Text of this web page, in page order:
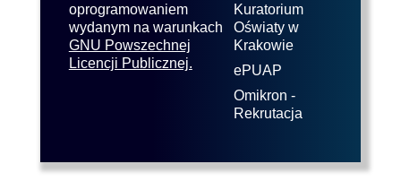
oprogramowaniem
wydanym na warunkach
GNU Powszechnej
Licencji Publicznej.
Kuratorium
Oświaty w
Krakowie
ePUAP
Omikron -
Rekrutacja